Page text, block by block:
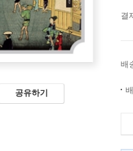
공유하기
결
배